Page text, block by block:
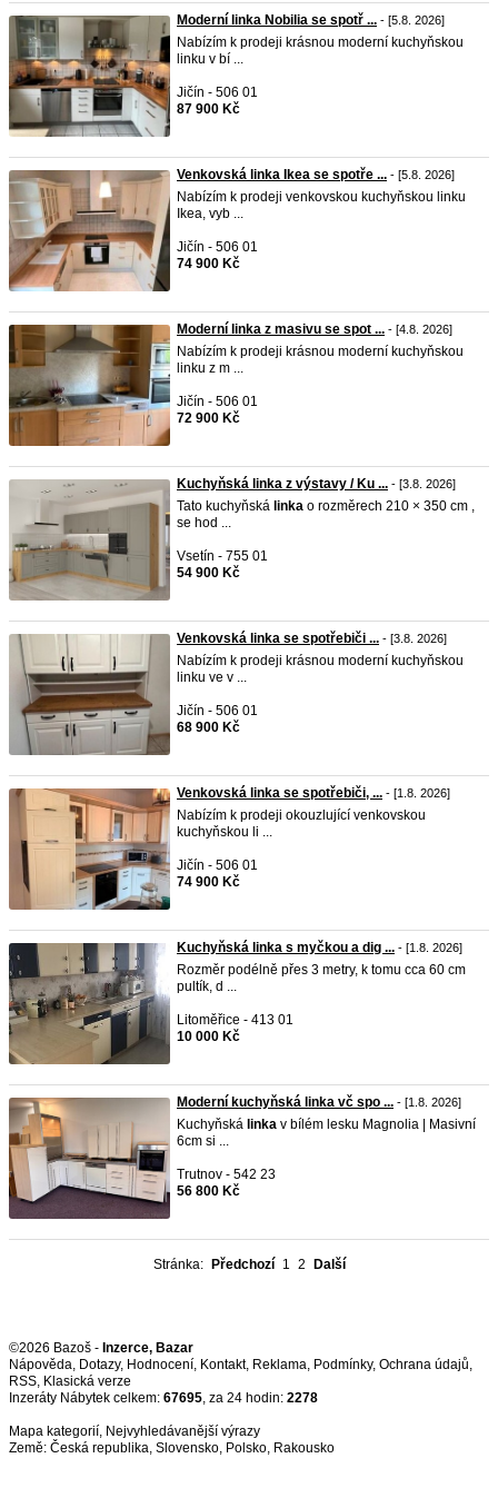
Moderní linka Nobilia se spotř ... - [5.8. 2026]
Nabízím k prodeji krásnou moderní kuchyňskou
linku v bí ...
Jičín - 506 01
87 900 Kč
Venkovská linka Ikea se spotře ... - [5.8. 2026]
Nabízím k prodeji venkovskou kuchyňskou linku
Ikea, vyb ...
Jičín - 506 01
74 900 Kč
Moderní linka z masivu se spot ... - [4.8. 2026]
Nabízím k prodeji krásnou moderní kuchyňskou
linku z m ...
Jičín - 506 01
72 900 Kč
Kuchyňská linka z výstavy / Ku ... - [3.8. 2026]
Tato kuchyňská linka o rozměrech 210 × 350 cm ,
se hod ...
Vsetín - 755 01
54 900 Kč
Venkovská linka se spotřebiči ... - [3.8. 2026]
Nabízím k prodeji krásnou moderní kuchyňskou
linku ve v ...
Jičín - 506 01
68 900 Kč
Venkovská linka se spotřebiči, ... - [1.8. 2026]
Nabízím k prodeji okouzlující venkovskou
kuchyňskou li ...
Jičín - 506 01
74 900 Kč
Kuchyňská linka s myčkou a dig ... - [1.8. 2026]
Rozměr podélně přes 3 metry, k tomu cca 60 cm
pultík, d ...
Litoměřice - 413 01
10 000 Kč
Moderní kuchyňská linka vč spo ... - [1.8. 2026]
Kuchyňská linka v bílém lesku Magnolia | Masivní
6cm si ...
Trutnov - 542 23
56 800 Kč
Stránka: Předchozí 1 2 Další
©2026 Bazoš - Inzerce, Bazar
Nápověda, Dotazy, Hodnocení, Kontakt, Reklama, Podmínky, Ochrana údajů,
RSS,
Inzeráty Nábytek celkem: 67695, za 24 hodin: 2278
Mapa kategorií, Nejvyhledávanější výrazy
Země: Česká republika, Slovensko, Polsko, Rakousko